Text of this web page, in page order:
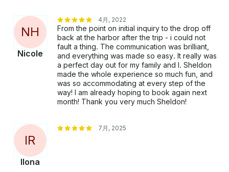
NH
Nicole
4月, 2022
From the point on initial inquiry to the drop off
back at the harbor after the trip - i could not
fault a thing. The communication was brilliant,
and everything was made so easy. It really was
a perfect day out for my family and I. Sheldon
made the whole experience so much fun, and
was so accommodating at every step of the
way! I am already hoping to book again next
month! Thank you very much Sheldon!
IR
Ilona
7月, 2025